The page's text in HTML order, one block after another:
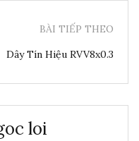
BÀI TIẾP THEO
Dây Tín Hiệu RVV8x0.3
loi